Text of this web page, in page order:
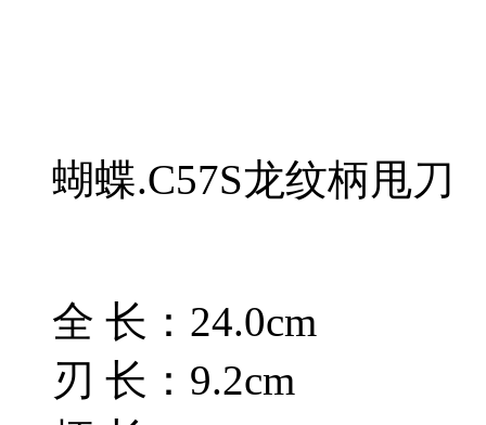
蝴蝶.C57S龙纹柄甩刀
全 长：24.0cm
刃 长：9.2cm